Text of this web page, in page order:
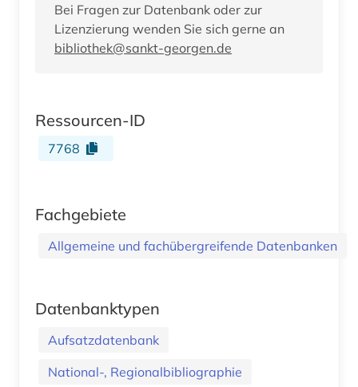
Bei Fragen zur Datenbank oder zur
Lizenzierung wenden Sie sich gerne an
bibliothek@sankt-georgen.de
Ressourcen-ID
7768
Fachgebiete
Allgemeine und fachübergreifende Datenbanken
Datenbanktypen
Aufsatzdatenbank
National-, Regionalbibliographie